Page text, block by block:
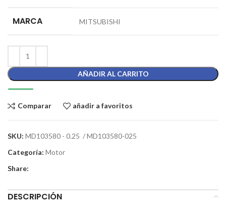
MARCA MITSUBISHI
AÑADIR AL CARRITO
Comparar añadir a favoritos
SKU: MD103580 - 0.25 / MD103580-025
Categoría: Motor
Share:
DESCRIPCIÓN